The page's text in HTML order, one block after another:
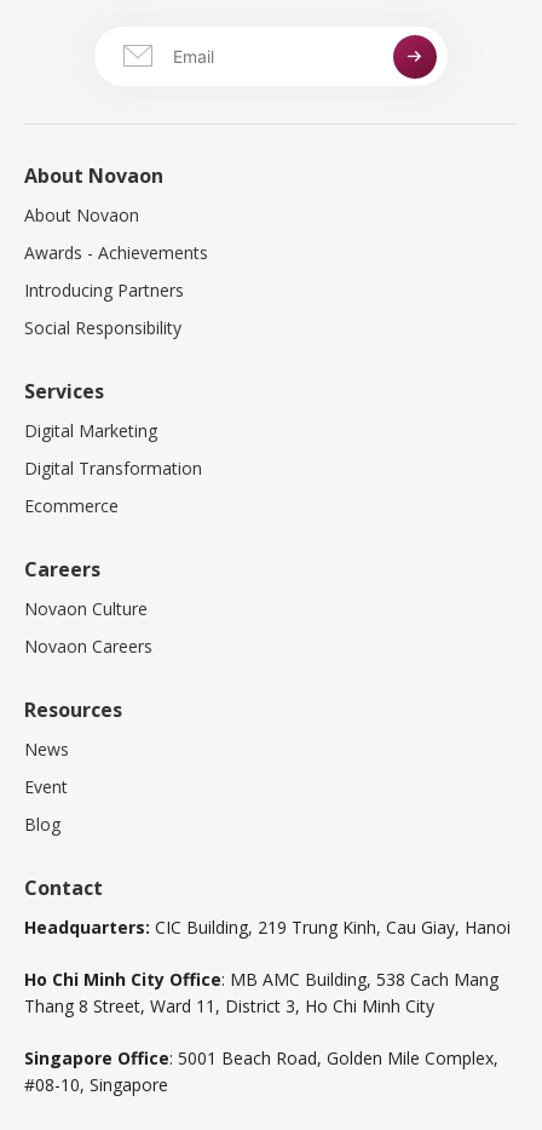
About Novaon
About Novaon
Awards - Achievements
Introducing Partners
Social Responsibility
Services
Digital Marketing
Digital Transformation
Ecommerce
Careers
Novaon Culture
Novaon Careers
Resources
News
Event
Blog
Contact
Headquarters: CIC Building, 219 Trung Kinh, Cau Giay, Hanoi
Ho Chi Minh City Office: MB AMC Building, 538 Cach Mang
Thang 8 Street, Ward 11, District 3, Ho Chi Minh City
Singapore Office: 5001 Beach Road, Golden Mile Complex,
#08-10, Singapore